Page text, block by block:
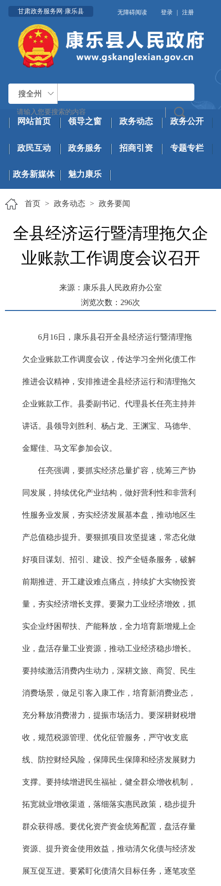
甘肃政务服务网·康乐县 无障碍阅读 登录 | 注册
搜全州
网站首页 领导之窗 政务动态 政务公开
政民互动 政务服务 招商引资 专题专栏
政务新媒体 魅力康乐
首页 > 政务动态 > 政务要闻
全县经济运行暨清理拖欠企
业账款工作调度会议召开
来源：康乐县人民政府办公室
浏览次数： 296次
6月16日，康乐县召开全县经济运行暨清理拖
欠企业账款工作调度会议，传达学习全州化债工作
推进会议精神，安排推进全县经济运行和清理拖欠
企业账款工作。县委副书记、代理县长任亮主持并
讲话。县领导刘胜利、杨占龙、王渊宝、马德华、
金耀佳、马文军参加会议。
任亮强调，要抓实经济总量扩容，统筹三产协
同发展，持续优化产业结构，做好营利性和非营利
性服务业发展，夯实经济发展基本盘，推动地区生
产总值稳步提升。要狠抓项目攻坚提速，常态化做
好项目谋划、招引、建设、投产全链条服务，破解
前期推进、开工建设难点痛点，持续扩大实物投资
量，夯实经济增长支撑。要聚力工业经济增效，抓
实企业纾困帮扶、产能释放，全力培育新增规上企
业，盘活存量工业资源，推动工业经济稳步增长。
要持续激活消费内生动力，深耕文旅、商贸、民生
消费场景，做足引客入康工作，培育新消费业态，
充分释放消费潜力，提振市场活力。要深耕财税增
收，规范税源管理、优化征管服务，严守收支底
线、防控财经风险，保障民生保障和经济发展财力
支撑。要持续增进民生福祉，健全群众增收机制，
拓宽就业增收渠道，落细落实惠民政策，稳步提升
群众获得感。要优化资产资金统筹配置，盘活存量
资源、提升资金使用效益，推动清欠化债与经济发
展互促互进。要紧盯化债清欠目标任务，逐笔攻坚